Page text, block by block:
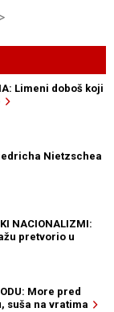
>
Limeni doboš koji
Nietzschea
NACIONALIZMI:
pretvorio u
More pred
suša na vratima